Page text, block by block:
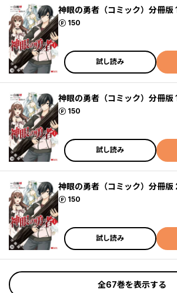
神眼の勇者（コミック）分冊版
150
ポイント
試し読み
神眼の勇者（コミック）分冊版
150
ポイント
試し読み
神眼の勇者（コミック）分冊版
150
ポイント
試し読み
全67巻を表示する